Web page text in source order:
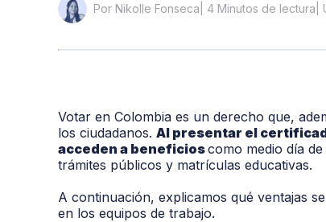
Por Nikolle Fonseca | 4 Minutos de lectura
Votar en Colombia es un derecho que,
los ciudadanos. Al presentar el
acceden a beneficioscomo medio día
trámites públicos y matrículas educativas.
A continuación, explicamos qué ventajas
en los equipos de trabajo.